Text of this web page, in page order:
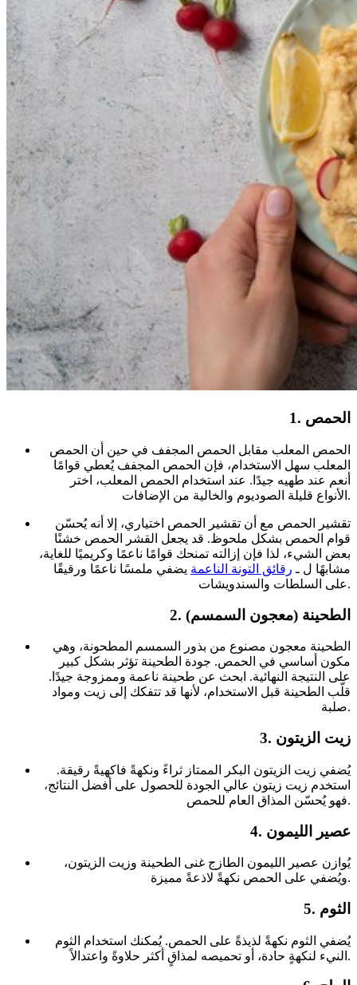
1. الحمص
الحمص المعلب مقابل الحمص المجفف في حين أن الحمص
المعلب سهل الاستخدام، فإن الحمص المجفف يُعطي قوامًا
أنعم عند طهيه جيدًا. عند استخدام الحمص المعلب، اختر
الأنواع قليلة الصوديوم والخالية من الإضافات.
تقشير الحمص مع أن تقشير الحمص اختياري، إلا أنه يُحسّن
قوام الحمص بشكل ملحوظ. قد يجعل القشر الحمص خشنًا
بعض الشيء، لذا فإن إزالته تمنحك قوامًا ناعمًا وكريميًا للغاية،
مشابهًا ل ـ رقائق التونة الناعمة يضفي ملمسًا ناعمًا ورقيقًا
على السلطات والسندويشات.
2. الطحينة (معجون السمسم)
الطحينة معجون مصنوع من بذور السمسم المطحونة، وهي
مكون أساسي في الحمص. جودة الطحينة تؤثر بشكل كبير
على النتيجة النهائية. ابحث عن طحينة ناعمة وممزوجة جيدًا.
قلّب الطحينة قبل الاستخدام، لأنها قد تتفكك إلى زيت ومواد
صلبة.
3. زيت الزيتون
يُضفي زيت الزيتون البكر الممتاز ثراءً ونكهةً فاكهيةً رقيقة.
استخدم زيت زيتون عالي الجودة للحصول على أفضل النتائج،
فهو يُحسّن المذاق العام للحمص.
4. عصير الليمون
يُوازن عصير الليمون الطازج غنى الطحينة وزيت الزيتون،
ويُضفي على الحمص نكهةً لاذعةً مميزة.
5. الثوم
يُضفي الثوم نكهةً لذيذةً على الحمص. يُمكنك استخدام الثوم
النيء لنكهةٍ حادة، أو تحميصه لمذاقٍ أكثر حلاوةً واعتدالاً.